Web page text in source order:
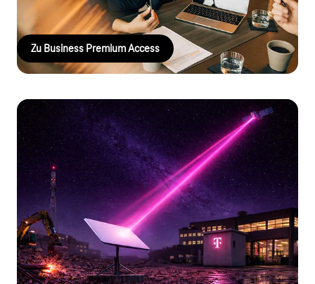
Lösungen.
Zu Business Premium Access
Satellite Internet Access: Stabile
Netzabdeckung durch Satelliten-
Breitband
Satellite Internet Access auf Basis des Starlink-
Satellitennetzwerks bietet Geschäftskunden einen zusätzlichen
breitbandigen Zugangspunkt für das Internet. Dieser wird
typischerweise als Backup-Zugang oder in Gebieten ohne
ausreichende Festnetz- oder Mobilfunkanbindung genutzt.
Außerdem kann Satellite Internet Access auch für temporäre